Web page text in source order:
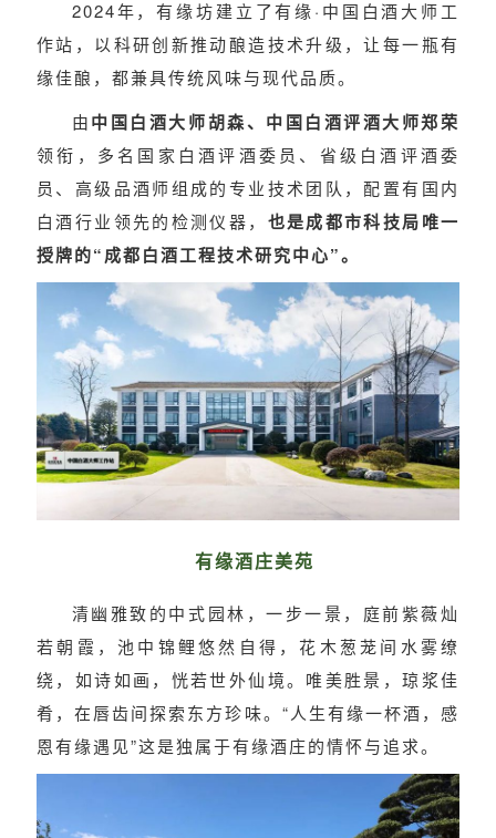
2024年，有缘坊建立了有缘·中国白酒大师工
作站，以科研创新推动酿造技术升级，让每一瓶有
缘佳酿，都兼具传统风味与现代品质。
由中国白酒大师胡森、中国白酒评酒大师郑荣
领衔，多名国家白酒评酒委员、省级白酒评酒委
员、高级品酒师组成的专业技术团队，配置有国内
白酒行业领先的检测仪器， 也是成都市科技局唯一
授牌的“成都白酒工程技术研究中心”。
有缘酒庄美苑
清幽雅致的中式园林，一步一景，庭前紫薇灿
若朝霞，池中锦鲤悠然自得，花木葱茏间水雾缭
绕，如诗如画，恍若世外仙境。唯美胜景，琼浆佳
肴，在唇齿间探索东方珍味。 “人生有缘一杯酒，感
恩有缘遇见”这是独属于有缘酒庄的情怀与追求。